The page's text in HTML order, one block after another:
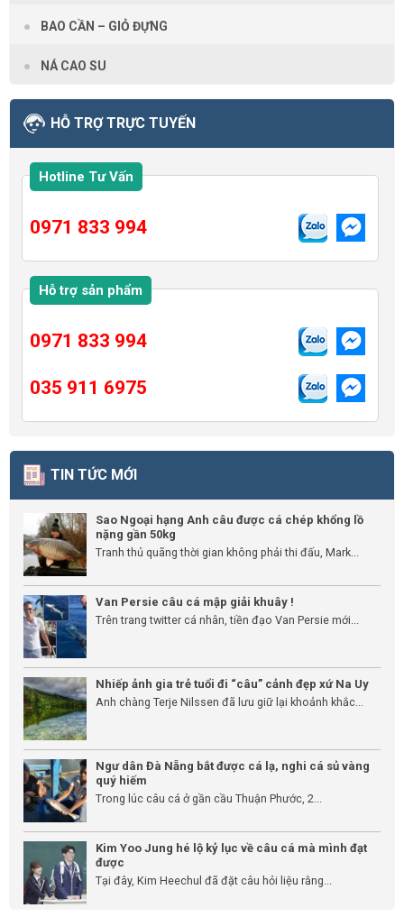
BAO CẦN – GIỎ ĐỰNG
NÁ CAO SU
HỖ TRỢ TRỰC TUYẾN
Hotline Tư Vấn
0971 833 994
Hỗ trợ sản phẩm
0971 833 994
035 911 6975
TIN TỨC MỚI
Sao Ngoại hạng Anh câu được cá chép khổng lồ
nặng gần 50kg
Tranh thủ quãng thời gian không phải thi đấu, Mark...
Van Persie câu cá mập giải khuây !
Trên trang twitter cá nhân, tiền đạo Van Persie mới...
Nhiếp ảnh gia trẻ tuổi đi “câu” cảnh đẹp xứ Na Uy
Anh chàng Terje Nilssen đã lưu giữ lại khoảnh khắc...
Ngư dân Đà Nẵng bắt được cá lạ, nghi cá sủ vàng
quý hiếm
Trong lúc câu cá ở gần cầu Thuận Phước, 2...
Kim Yoo Jung hé lộ kỷ lục về câu cá mà mình đạt
được
Tại đây, Kim Heechul đã đặt câu hỏi liệu rằng...